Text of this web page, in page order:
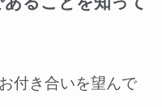
付き合いを望んで